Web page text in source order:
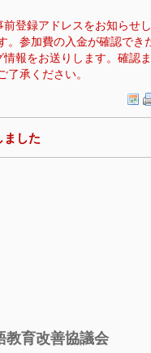
登録アドレスをお知らせし
。参加費の入金が確認でき
報をお送りします。確認ま
承ください。
ました
教育改善協議会